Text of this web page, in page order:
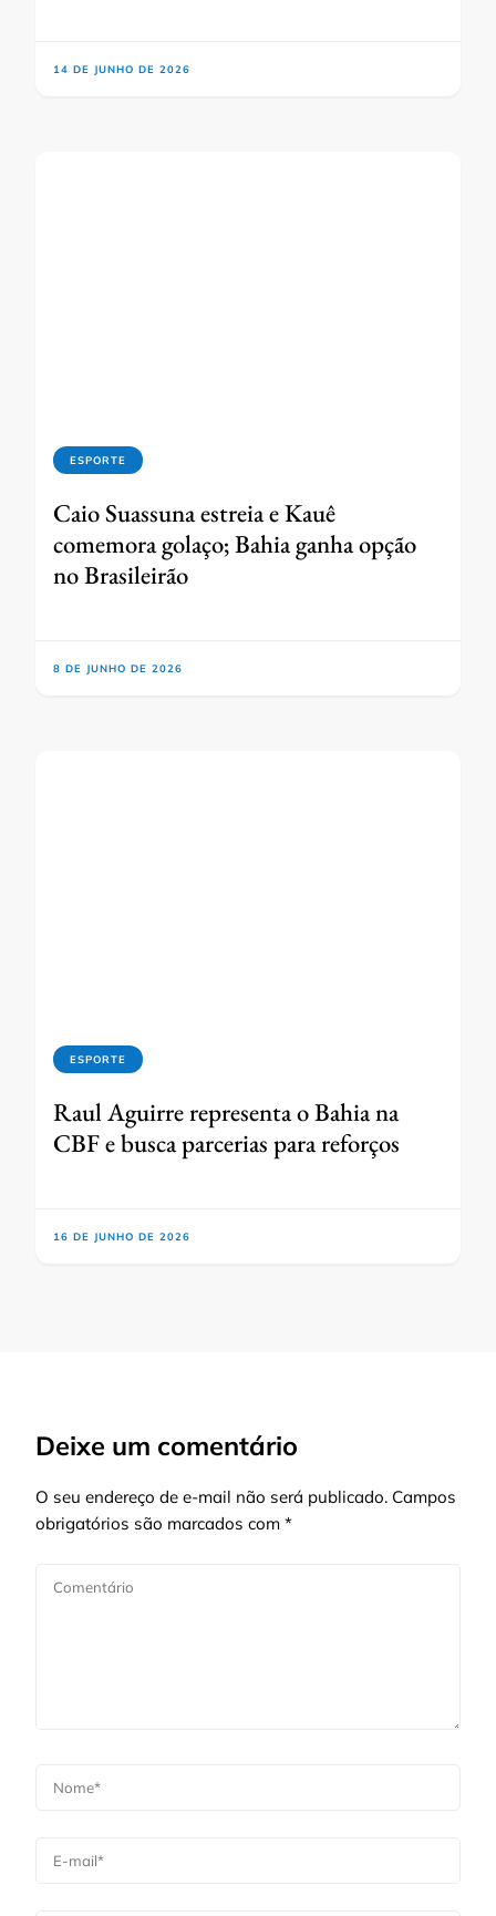
14 DE JUNHO DE 2026
ESPORTE
Caio Suassuna estreia e Kauê
comemora golaço; Bahia ganha opção
no Brasileirão
8 DE JUNHO DE 2026
ESPORTE
Raul Aguirre representa o Bahia na
CBF e busca parcerias para reforços
16 DE JUNHO DE 2026
Deixe um comentário
O seu endereço de e-mail não será publicado. Campos
obrigatórios são marcados com *